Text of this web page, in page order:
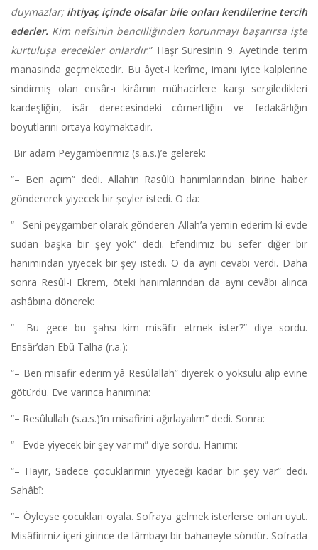
duymazlar; ihtiyaç içinde olsalar bile onları kendilerine tercih
ederler. Kim nefsinin bencilliğinden korunmayı başarırsa işte
kurtuluşa erecekler onlardır.” Haşr Suresinin 9. Ayetinde terim
manasında geçmektedir. Bu âyet-i kerîme, imanı iyice kalplerine
sindirmiş olan ensâr-ı kirâmın mühacirlere karşı sergiledikleri
kardeşliğin, isâr derecesindeki cömertliğin ve fedakârlığın
boyutlarını ortaya koymaktadır.
Bir adam Peygamberimiz (s.a.s.)’e gelerek:
“– Ben açım” dedi. Allah’ın Rasûlü hanımlarından birine haber
göndererek yiyecek bir şeyler istedi. O da:
“– Seni peygamber olarak gönderen Allah’a yemin ederim ki evde
sudan başka bir şey yok” dedi. Efendimiz bu sefer diğer bir
hanımından yiyecek bir şey istedi. O da aynı cevabı verdi. Daha
sonra Resûl-i Ekrem, öteki hanımlarından da aynı cevâbı alınca
ashâbına dönerek:
“– Bu gece bu şahsı kim misâfir etmek ister?” diye sordu.
Ensâr’dan Ebû Talha (r.a.):
“– Ben misafir ederim yâ Resûlallah” diyerek o yoksulu alıp evine
götürdü. Eve varınca hanımına:
“– Resûlullah (s.a.s.)’in misafirini ağırlayalım” dedi. Sonra:
“– Evde yiyecek bir şey var mı” diye sordu. Hanımı:
“– Hayır, Sadece çocuklarımın yiyeceği kadar bir şey var” dedi.
Sahâbî:
“– Öyleyse çocukları oyala. Sofraya gelmek isterlerse onları uyut.
Misâfirimiz içeri girince de lâmbayı bir bahaneyle söndür. Sofrada